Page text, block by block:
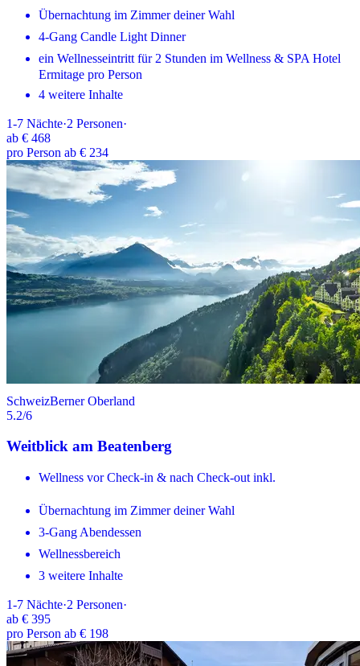
Übernachtung im Zimmer deiner Wahl
4-Gang Candle Light Dinner
ein Wellnesseintritt für 2 Stunden im Wellness & SPA Hotel
Ermitage pro Person
4 weitere Inhalte
1-7 Nächte·2 Personen·
ab € 468
pro Person ab € 234
SchweizBerner Oberland
5.2/6
Weitblick am Beatenberg
Wellness vor Check-in & nach Check-out inkl.
Übernachtung im Zimmer deiner Wahl
3-Gang Abendessen
Wellnessbereich
3 weitere Inhalte
1-7 Nächte·2 Personen·
ab € 395
pro Person ab € 198